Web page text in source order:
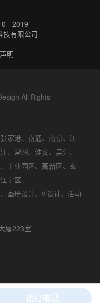
- 2019
技有限公司
明
All Rights
张家港、 南通、 南京、 江
、 常州、 淮安、 吴江、
、 工业园区、 高新区、 玄
江宁区、
、 画册设计、 vi设计、 活动
厦223室
拨打电话